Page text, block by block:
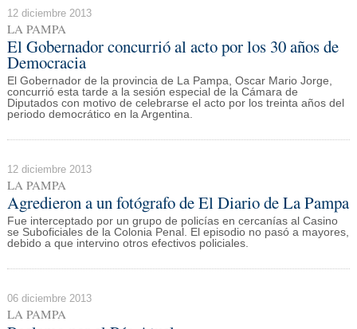
12 diciembre 2013
LA PAMPA
El Gobernador concurrió al acto por los 30 años de
Democracia
El Gobernador de la provincia de La Pampa, Oscar Mario Jorge,
concurrió esta tarde a la sesión especial de la Cámara de
Diputados con motivo de celebrarse el acto por los treinta años del
periodo democrático en la Argentina.
12 diciembre 2013
LA PAMPA
Agredieron a un fotógrafo de El Diario de La Pampa
Fue interceptado por un grupo de policías en cercanías al Casino
se Suboficiales de la Colonia Penal. El episodio no pasó a mayores,
debido a que intervino otros efectivos policiales.
06 diciembre 2013
LA PAMPA